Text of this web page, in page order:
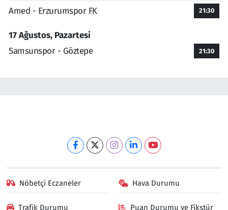
Amed - Erzurumspor FK 21:30
17 Ağustos, Pazartesi
Samsunspor - Göztepe
21:30
Nöbetçi Eczaneler Hava Durumu
Trafik Durumu Puan Durumu ve Fikstür